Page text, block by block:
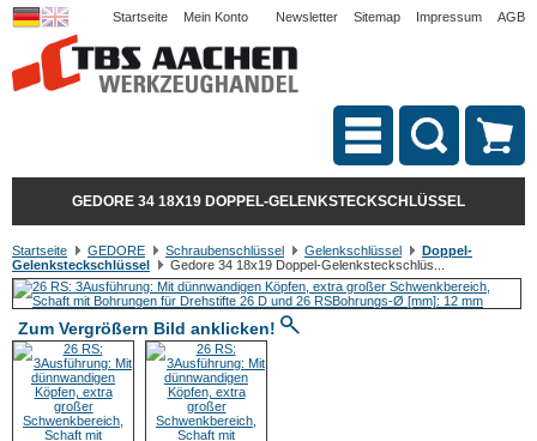
Startseite Mein Konto Newsletter Sitemap Impressum AGB
GEDORE 34 18X19 DOPPEL-GELENKSTECKSCHLÜSSEL
Startseite GEDORE Schraubenschlüssel Gelenkschlüssel
Doppel-
Gelenksteckschlüssel
Gedore 34 18x19 Doppel-Gelenksteckschlüs...
Zum Vergrößern Bild anklicken!